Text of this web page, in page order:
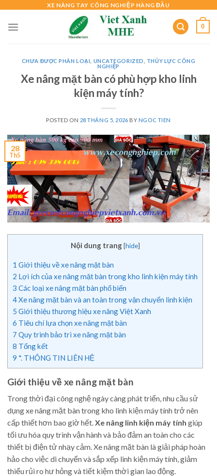
content
XE NÂNG TAY CÔNG NGHIỆP HÀNG ĐẦU
0
CHƯA ĐƯỢC PHÂN LOẠI UNCATEGORIZED
THỦY LỰC CÔNG
NGHIỆP
Xe nâng mặt bàn có phù hợp kho linh
kiện máy tính?
POSTED ON 28 THÁNG 5, 2026 BY NGOC TIEN
28
Th5
Nội dung trang [hide]
1 Giới thiệu về xe nâng mặt bàn
2 Lợi ích của xe nâng mặt bàn trong kho linh kiện máy tính
3 Các loại xe nâng mặt bàn phổ biến
4Xe nâng mặt bàn và an toàn trong vận chuyển linh kiện
5 Giới thiệu thương hiệu xe nâng Việt Xanh
6 Tiêu chí lựa chọn xe nâng mặt bàn
7 Quy trình bảo trì xe nâng mặt bàn
8 Tổng kết
9 *. THÔNG TIN LIÊN HỆ
Giới thiệu về xe nâng mặt bàn
Trong thời đại công nghệ ngày càng phát triển, nhu cầu sử
dụng xe nâng mặt bàn trong kho linh kiện máy tính trở nên
cấp thiết hơn bao giờ hết.Xe nâng linh kiện máy tính giúp
tối ưu hóa quy trình vận hành và bảo đảm an toàn cho các
thiết bị điện tử nhạy cảm. Xe nâng mặt bàn là giải pháp hoàn
hảo cho việc di chuyển và sắp xếp linh kiện máy tính, giảm
thiểu rủi ro hư hỏng và tiết kiệm thời gian lao động.